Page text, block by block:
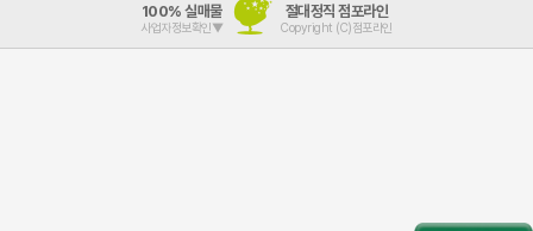
100% 실매물
사업자정보확인▼
절대정직 점포라인
Copyright (C)점포라인